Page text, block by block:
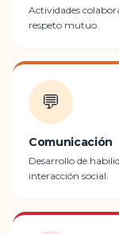
Actividades
respeto mutuo.
💬
Comunicación
Desarrollo de
interacción social.